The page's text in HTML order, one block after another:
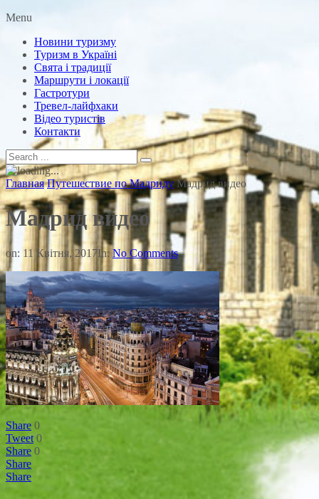
Menu
Новини туризму
Туризм в Україні
Свята і традиції
Маршрути і локації
Гастротури
Тревел-лайфхаки
Відео туристів
Контакти
Главная Путешествие по Мадриду Мадрид видео
Мадрид видео
on: 11 Квітня, 2017In: No Comments
Share 0
Tweet 0
Share 0
Share
Share